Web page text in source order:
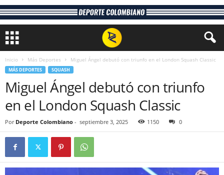
Inicio Más Deportes Miguel Ángel debutó con triunfo en el London Squash Classic
MÁS DEPORTES SQUASH
Miguel Ángel debutó con triunfo
en el London Squash Classic
Por Deporte Colombiano - septiembre 3, 2025 1150 0